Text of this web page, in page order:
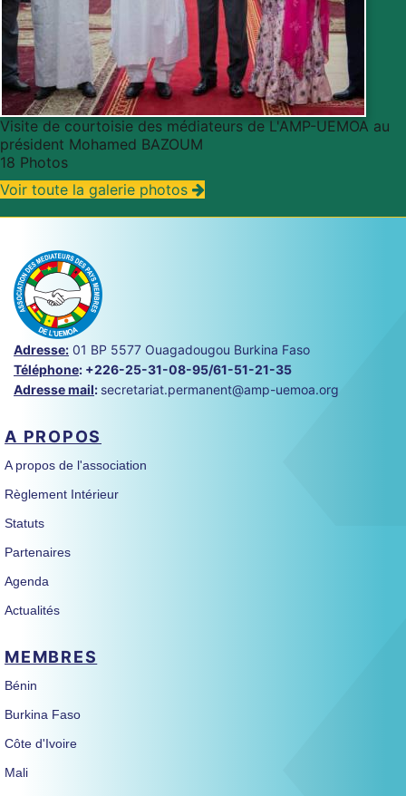
Visite de courtoisie des médiateurs de L'AMP-UEMOA au
président Mohamed BAZOUM
18 Photos
Voir toute la galerie photos
Adresse: 01 BP 5577 Ouagadougou Burkina Faso
Téléphone: +226-25-31-08-95/61-51-21-35
Adresse mail: secretariat.permanent@amp-uemoa.org
A PROPOS
A propos de l'association
Règlement Intérieur
Statuts
Partenaires
Agenda
Actualités
MEMBRES
Bénin
Burkina Faso
Côte d'Ivoire
Mali